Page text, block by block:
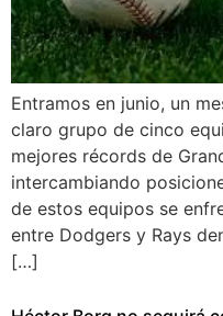
Entramos en junio, un
claro grupo de cinco
mejores récords de
intercambiando
de estos equipos se
entre Dodgers y Rays
[…]